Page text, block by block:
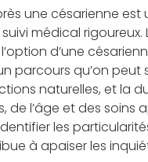
une césarienne
médical
d’une
parcours qu’on
naturelles, et la
de l’âge et des soins
les
à apaiser les